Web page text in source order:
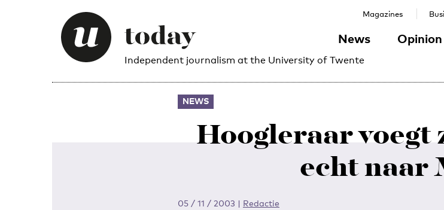
Independent journalism at the University of Twente
News Opinion
Magazines
NEWS
Hoogleraar voegt
echt naar
05 / 11 / 2003 | Redactie